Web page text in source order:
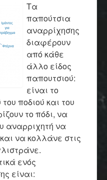
Τα
παπούτσια
αναρρίχησης
διαφέρουν
από κάθε
άλλο είδος
παπουτσιού:
είναι το
ποδιού και του
το πόδι, να
αναρριχητή να
να κολλάνε στις
ενός
είναι: